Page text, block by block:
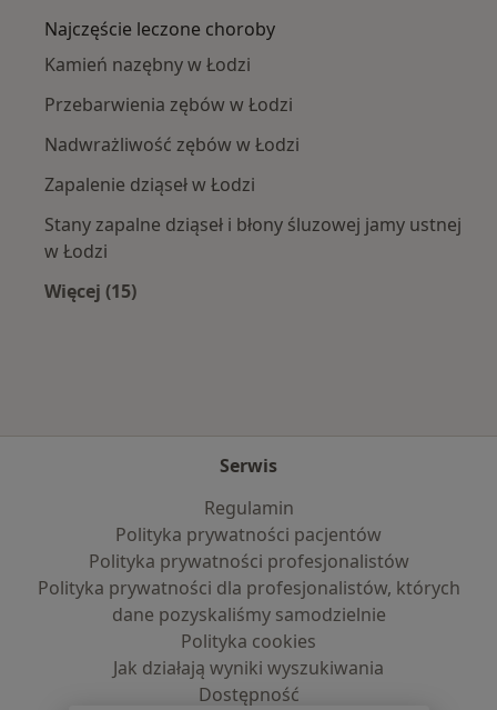
Najczęście leczone choroby
Kamień nazębny w Łodzi
Przebarwienia zębów w Łodzi
Nadwrażliwość zębów w Łodzi
Zapalenie dziąseł w Łodzi
Stany zapalne dziąseł i błony śluzowej jamy ustnej
w Łodzi
Więcej (15)
Serwis
Regulamin
Polityka prywatności pacjentów
Polityka prywatności profesjonalistów
Polityka prywatności dla profesjonalistów, których
dane pozyskaliśmy samodzielnie
Polityka cookies
Jak działają wyniki wyszukiwania
Dostępność